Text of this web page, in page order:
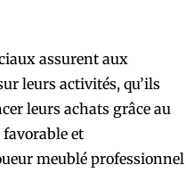
assurent aux
leurs activités, qu’ils
leurs achats grâce au
et
meublé professionnel